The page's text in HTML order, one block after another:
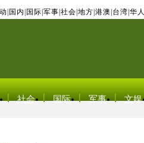
国内 国际 军事 社会 地方 港澳 台湾 华人
社会 国际 军事 文娱